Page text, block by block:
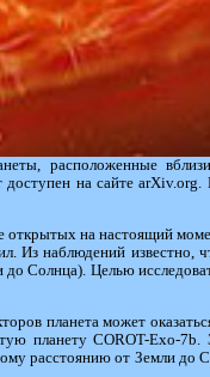
расположенные
на сайте
на настоящий
Из наблюдений известно,
Солнца). Целью
планета может
планету COROT-Exo-7b.
расстоянию от Земли до